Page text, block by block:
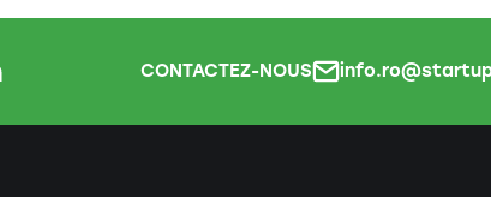
CONTACTEZ-NOUS